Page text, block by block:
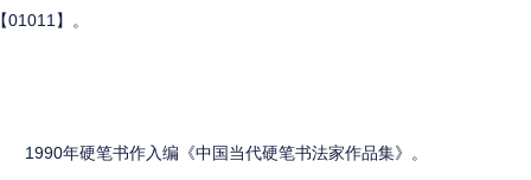
【01011】。
1990年硬笔书作入编《中国当代硬笔书法家作品集》。